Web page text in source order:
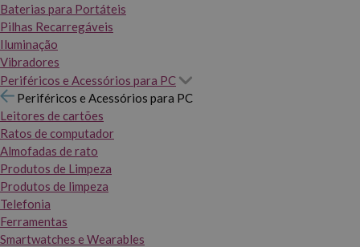
Baterias para Portáteis
Pilhas Recarregáveis
Iluminação
Vibradores
Periféricos e Acessórios para PC
Periféricos e Acessórios para PC
Leitores de cartões
Ratos de computador
Almofadas de rato
Produtos de Limpeza
Produtos de limpeza
Telefonia
Ferramentas
Smartwatches e Wearables